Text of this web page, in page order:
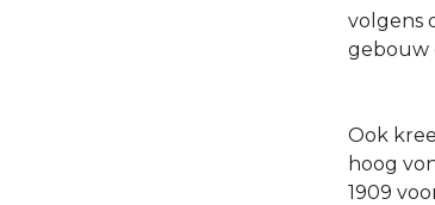
volgens
gebouw
Ook
hoog
1909